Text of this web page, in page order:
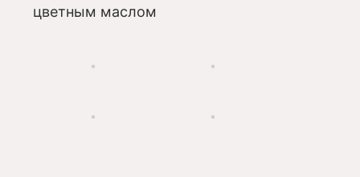
цветным маслом